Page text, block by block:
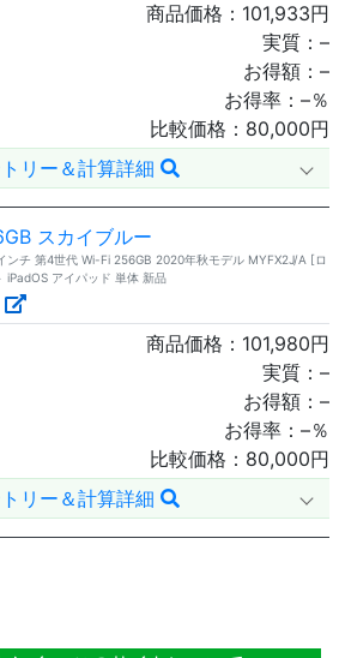
商品価格： 101,933円
実質： –
お得額： –
お得率： –％
比較価格： 80,000円
リー＆計算詳細
スカイブルー
ンチ 第4世代 Wi-Fi 256GB 2020年秋モデル MYFX2J/A [ロ
iPadOS アイパッド 単体 新品
商品価格： 101,980円
実質： –
お得額： –
お得率： –％
比較価格： 80,000円
リー＆計算詳細